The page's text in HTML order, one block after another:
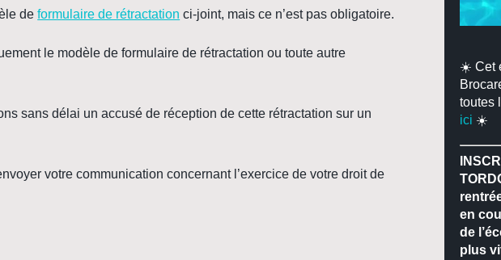
deformulaire de rétractation ci-joint, mais ce n’est pas obligatoire.
le modèle de formulaire de rétractation ou toute autre
sans délai un accusé de réception de cette rétractation sur un
votre communication concernant l’exercice de votre droit de
☀️ Cet
toutes
ici ☀️
en
de
plus